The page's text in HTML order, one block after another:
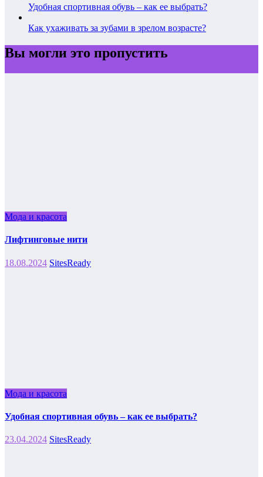
Удобная спортивная обувь – как ее выбрать?
Как ухаживать за зубами в зрелом возрасте?
Вы могли это пропустить
Мода и красота
Лифтинговые нити
18.08.2024 SitesReady
Мода и красота
Удобная спортивная обувь – как ее выбрать?
23.04.2024 SitesReady